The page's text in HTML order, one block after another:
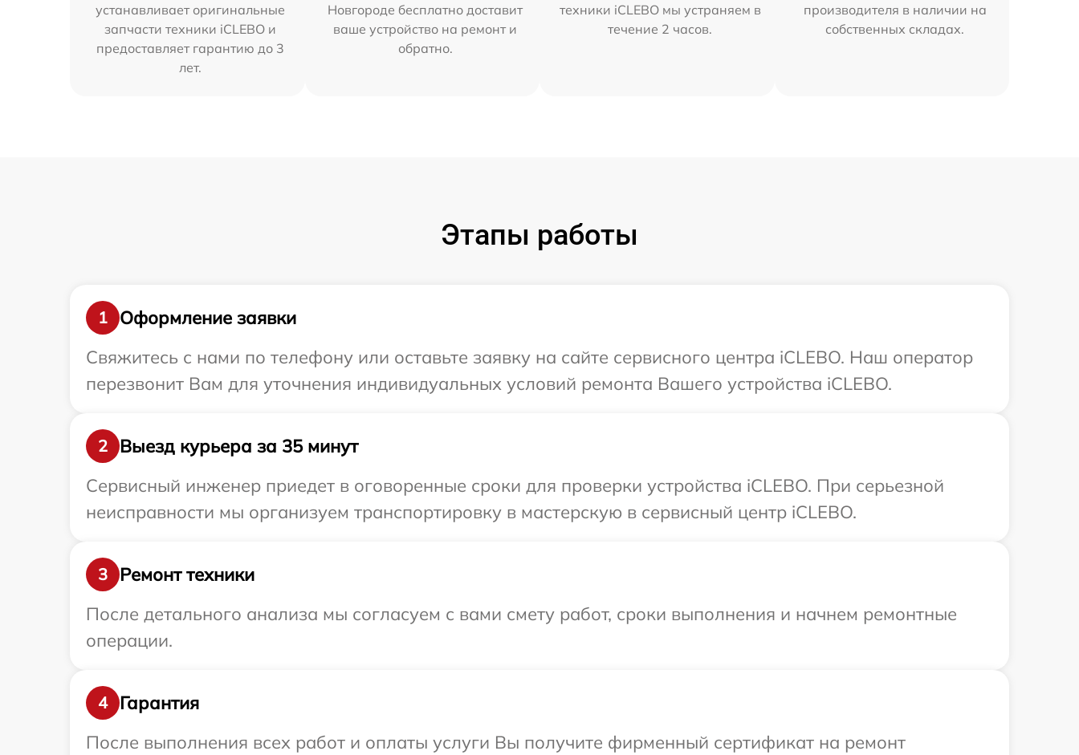
устанавливает оригинальные
запчасти техники iCLEBO и
предоставляет гарантию до 3
лет.
Новгороде бесплатно доставит
ваше устройство на ремонт и
обратно.
техники iCLEBO мы устраняем в
течение 2 часов.
производителя в наличии на
собственных складах.
Этапы работы
1
Оформление заявки
Свяжитесь с нами по телефону или оставьте заявку на сайте сервисного центра iCLEBO. Наш оператор
перезвонит Вам для уточнения индивидуальных условий ремонта Вашего устройства iCLEBO.
2
Выезд курьера за 35 минут
Сервисный инженер приедет в оговоренные сроки для проверки устройства iCLEBO. При серьезной
неисправности мы организуем транспортировку в мастерскую в сервисный центр iCLEBO.
3
Ремонт техники
После детального анализа мы согласуем с вами смету работ, сроки выполнения и начнем ремонтные
операции.
4
Гарантия
После выполнения всех работ и оплаты услуги Вы получите фирменный сертификат на ремонт